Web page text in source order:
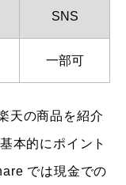
SNS
一部可
天の商品を紹介
本的にポイント
では現金での